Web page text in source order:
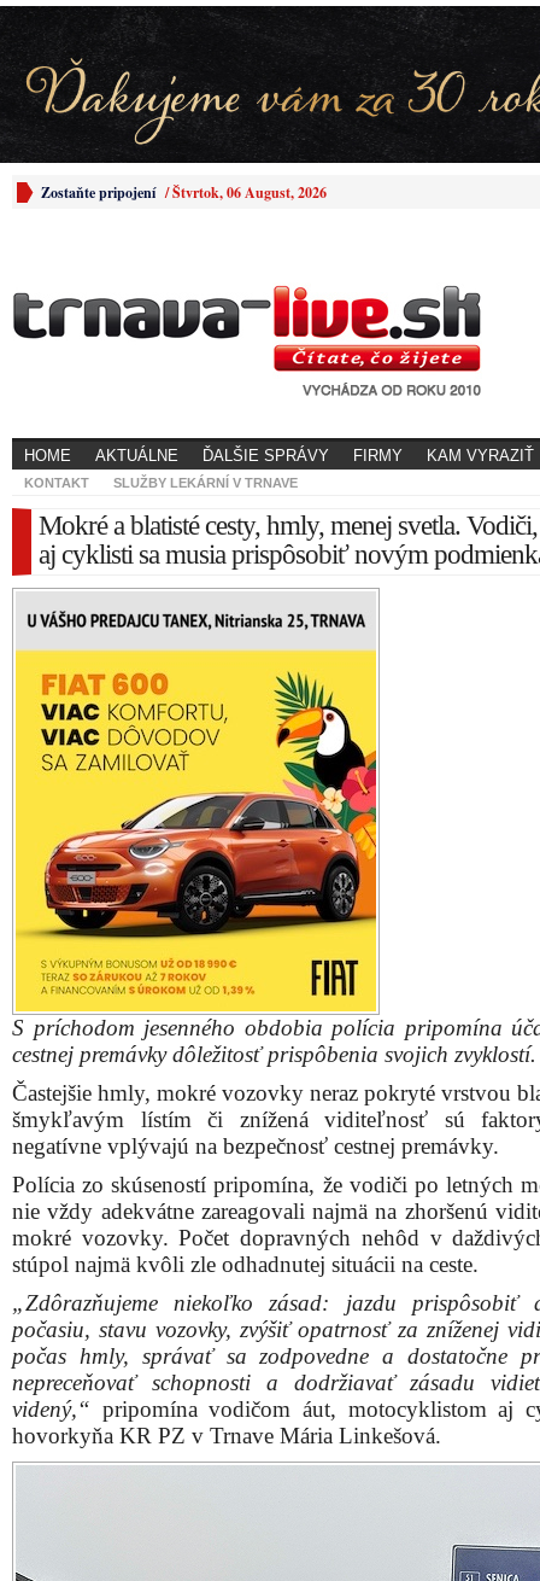
Zostaňte pripojení /Štvrtok, 06 August, 2026
HOME AKTUÁLNE ĎALŠIE SPRÁVY FIRMY KAM VYRAZIŤ
KONTAKT SLUŽBY LEKÁRNÍ V TRNAVE
Mokré a blatisté cesty, hmly, menej svetla.
aj cyklisti sa musia prispôsobiť novým
S príchodom jesenného obdobia polícia pripomína
cestnej premávky dôležitosť prispôbenia svojich zvyklostí.
Častejšie hmly, mokré vozovky neraz pokryté vrstvou
šmykľavým lístím či znížená viditeľnosť sú
negatívne vplývajú na bezpečnosť cestnej premávky.
Polícia zo skúseností pripomína, že vodiči po letných
nie vždy adekvátne zareagovali najmä na zhoršenú
mokré vozovky. Počet dopravných nehôd v
stúpol najmä kvôli zle odhadnutej situácii na ceste.
„Zdôrazňujeme niekoľko zásad: jazdu prispôsobiť
počasiu, stavu vozovky, zvýšiť opatrnosť za zníženej
počas hmly, správať sa zodpovedne a dostatočne
nepreceňovať schopnosti a dodržiavať zásadu
videný,“ pripomína vodičom áut, motocyklistom aj
hovorkyňa KR PZ v Trnave Mária Linkešová.